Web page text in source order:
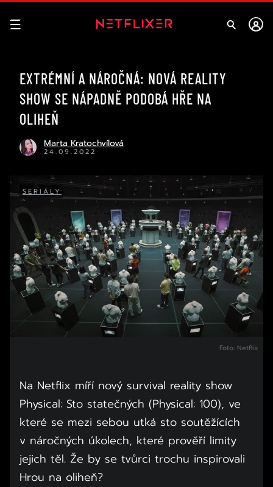
EXTRÉMNÍ A NÁROČNÁ: NOVÁ REALITY
SHOW SE NÁPADNĚ PODOBÁ HŘE NA
OLIHEŇ
Marta Kratochvílová
24.09.2022
SERIÁLY
Foto: Netflix
Na Netflix míří nový survival reality show
Physical: Sto statečných (Physical: 100), ve
které se mezi sebou utká sto soutěžících
v náročných úkolech, které prověří limity
jejich těl. Že by se tvůrci trochu inspirovali
Hrou na oliheň?